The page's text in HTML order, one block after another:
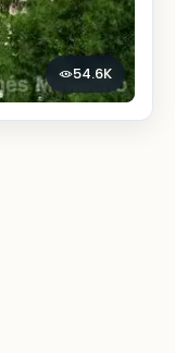
54.6K